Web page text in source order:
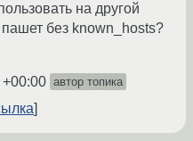
на другой
без known_hosts?
автор топика